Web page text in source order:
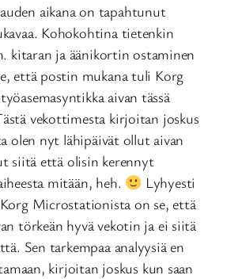
aikana on tapahtunut
Kohokohtina tietenkin
kitaran ja äänikortin ostaminen
että postin mukana tuli Korg
aivan tässä
vekottimesta kirjoitan joskus
olen nyt lähipäivät ollut aivan
siitä että olisin kerennyt
mitään, heh.
Lyhyesti
Microstationista on se, että
törkeän hyvä vekotin ja ei siitä
Sen tarkempaa analyysiä en
kirjoitan joskus kun saan